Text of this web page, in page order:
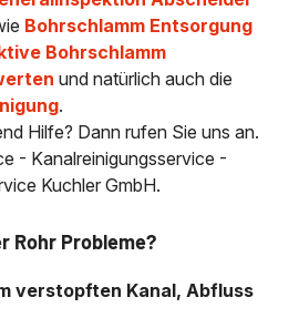
Bohrschlamm Entsorgung
Bohrschlamm
und natürlich auch die
.
Hilfe? Dann rufen Sie uns an.
- Kanalreinigungsservice -
Kuchler GmbH.
Rohr Probleme?
verstopften Kanal, Abfluss